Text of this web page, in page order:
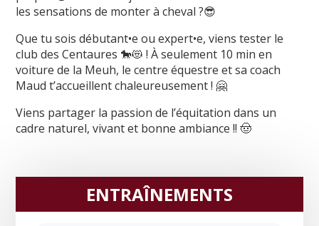
les sensations de monter à cheval ?😎
Que tu sois débutant•e ou expert•e, viens tester le
club des Centaures 🐎😻 ! À seulement 10 min en
voiture de la Meuh, le centre équestre et sa coach
Maud t’accueillent chaleureusement ! 🤗
Viens partager la passion de l’équitation dans un
cadre naturel, vivant et bonne ambiance !! 🤠
ENTRAÎNEMENTS